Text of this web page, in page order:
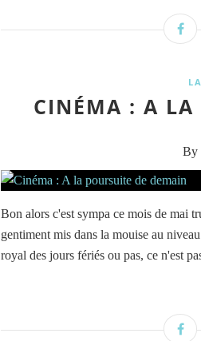
CINÉMA : A LA
By
Bon alors c'est sympa ce mois de mai
gentiment mis dans la mouise au
royal des jours fériés ou pas, ce n'est